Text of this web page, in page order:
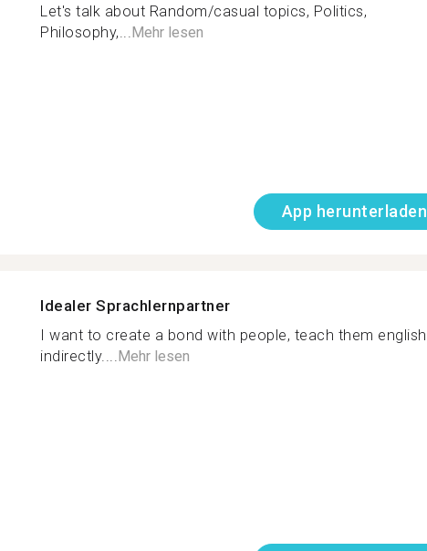
Let's talk about Random/casual topics, Politics,
Philosophy,...Mehr lesen
App herunterladen
Idealer Sprachlernpartner
I want to create a bond with people, teach them english
indirectly....Mehr lesen